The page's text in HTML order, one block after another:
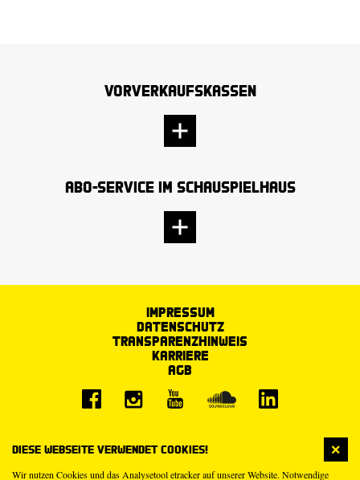
Diese Webseite verwendet Cookies!
Wir nutzen Cookies und das Analysetool etracker auf unserer Website. Notwendige
Vorverkaufskassen
Abo-Service im Schauspielhaus
Impressum
Datenschutz
Transparenzhinweis
Karriere
AGB